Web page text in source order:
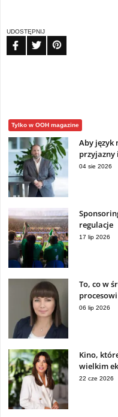
UDOSTĘPNIJ
Tylko w OOH magazine
Aby język
przyjazny
04 sie 2026
regulacje
17 lip 2026
To, co w
06 lip 2026
Kino,
wielkim
22 cze 2026